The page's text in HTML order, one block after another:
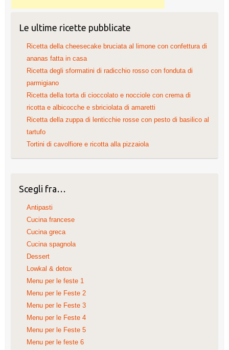
Le ultime ricette pubblicate
Ricetta della cheesecake bruciata al limone con confettura di
ananas fatta in casa
Ricetta degli sformatini di radicchio rosso con fonduta di
parmigiano
Ricetta della torta di cioccolato e nocciole con crema di
ricotta e albicocche e sbriciolata di amaretti
Ricetta della zuppa di lenticchie rosse con pesto di basilico al
tartufo
Tortini di cavolfiore e ricotta alla pizzaiola
Scegli fra…
Antipasti
Cucina francese
Cucina greca
Cucina spagnola
Dessert
Lowkal & detox
Menu per le feste 1
Menu per le Feste 2
Menu per le Feste 3
Menu per le Feste 4
Menu per le Feste 5
Menu per le feste 6